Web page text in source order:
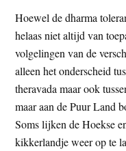
i
t
e
z
e
s
i
t
e
Hoewel de dharma
helaas niet altijd van
volgelingen van de
alleen het onderscheid
theravada maar ook
maar aan de Puur Land
Soms lijken de Hoekse
kikkerlandje weer op te